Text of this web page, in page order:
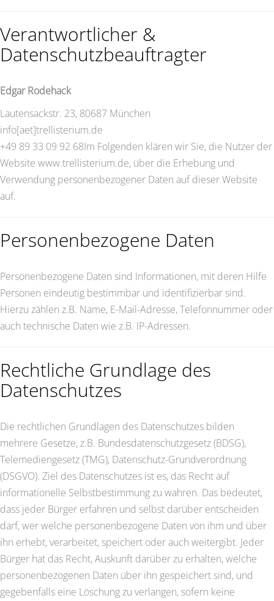
Verantwortlicher &
Datenschutzbeauftragter
Edgar Rodehack
Lautensackstr. 23, 80687 München
info[aet]trellisterium.de
+49 89 33 09 92 68Im Folgenden klären wir Sie, die Nutzer der
Website www.trellisterium.de, über die Erhebung und
Verwendung personenbezogener Daten auf dieser Website
auf.
Personenbezogene Daten
Personenbezogene Daten sind Informationen, mit deren Hilfe
Personen eindeutig bestimmbar und identifizierbar sind.
Hierzu zählen z.B. Name, E-Mail-Adresse, Telefonnummer oder
auch technische Daten wie z.B. IP-Adressen.
Rechtliche Grundlage des
Datenschutzes
Die rechtlichen Grundlagen des Datenschutzes bilden
mehrere Gesetze, z.B. Bundesdatenschutzgesetz (BDSG),
Telemediengesetz (TMG), Datenschutz-Grundverordnung
(DSGVO). Ziel des Datenschutzes ist es, das Recht auf
informationelle Selbstbestimmung zu wahren. Das bedeutet,
dass jeder Bürger erfahren und selbst darüber entscheiden
darf, wer welche personenbezogene Daten von ihm und über
ihn erhebt, verarbeitet, speichert oder auch weitergibt. Jeder
Bürger hat das Recht, Auskunft darüber zu erhalten, welche
personenbezogenen Daten über ihn gespeichert sind, und
gegebenfalls eine Löschung zu verlangen, sofern keine